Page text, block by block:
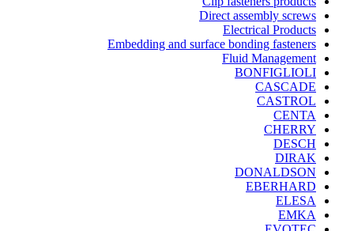
Direct assembly screws
Electrical Products
Embedding and surface bonding fasteners
Fluid Management
BONFIGLIOLI
CASCADE
CASTROL
CENTA
CHERRY
DESCH
DIRAK
DONALDSON
EBERHARD
ELESA
EMKA